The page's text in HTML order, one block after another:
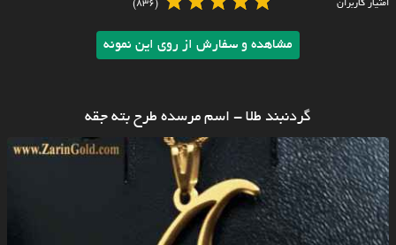
امتیاز کاربران (836)
مشاهده و سفارش از روی این نمونه
گردنبند طلا - اسم مرسده طرح بته جقه